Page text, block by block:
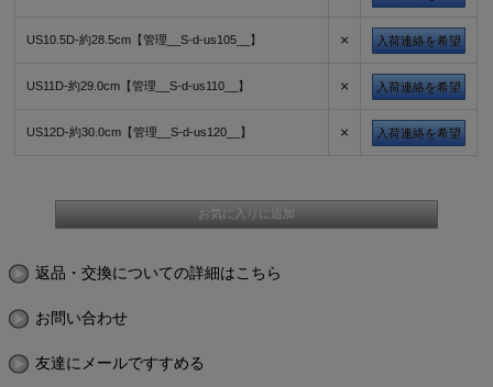
US10.5D-約28.5cm【管理__S-d-us105__】 × 入荷連絡を希望
US11D-約29.0cm【管理__S-d-us110__】 × 入荷連絡を希望
US12D-約30.0cm【管理__S-d-us120__】 × 入荷連絡を希望
返品・交換についての詳細はこちら
お問い合わせ
友達にメールですすめる